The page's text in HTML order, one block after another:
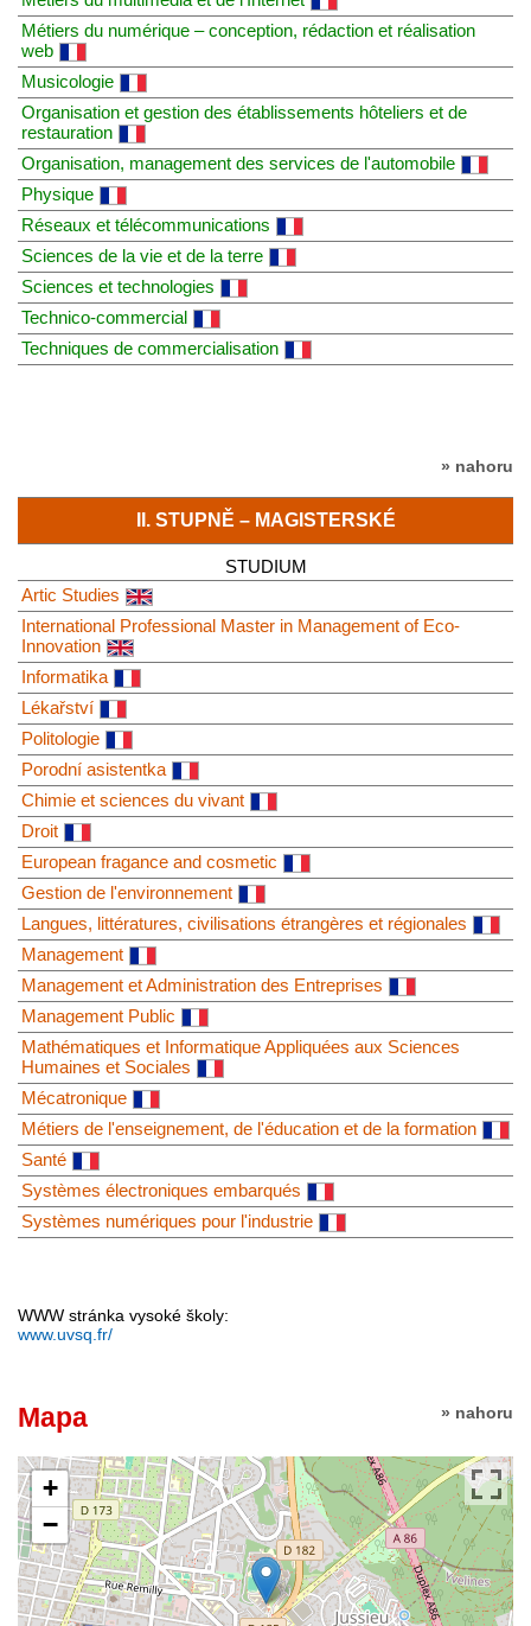
Métiers du numérique – conception, rédaction et réalisation
web
Musicologie
Organisation et gestion des établissements hôteliers et de
restauration
Organisation, management des services de l'automobile
Physique
Réseaux et télécommunications
Sciences de la vie et de la terre
Sciences et technologies
Technico-commercial
Techniques de commercialisation
» nahoru
II. STUPNĚ – MAGISTERSKÉ
STUDIUM
Artic Studies
International Professional Master in Management of Eco-
Innovation
Informatika
Lékařství
Politologie
Porodní asistentka
Chimie et sciences du vivant
Droit
European fragance and cosmetic
Gestion de l'environnement
Langues, littératures, civilisations étrangères et régionales
Management
Management et Administration des Entreprises
Management Public
Mathématiques et Informatique Appliquées aux Sciences
Humaines et Sociales
Mécatronique
Métiers de l'enseignement, de l'éducation et de la formation
Santé
Systèmes électroniques embarqués
Systèmes numériques pour l'industrie
WWW stránka vysoké školy:
www.uvsq.fr/
» nahoru
Mapa
+
−